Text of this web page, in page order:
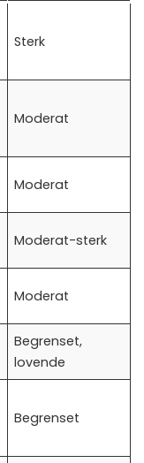
Sterk
Moderat
Moderat
Moderat-sterk
Moderat
Begrenset,
lovende
Begrenset